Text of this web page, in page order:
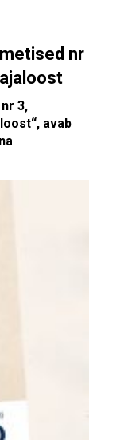
nr
3,
avab